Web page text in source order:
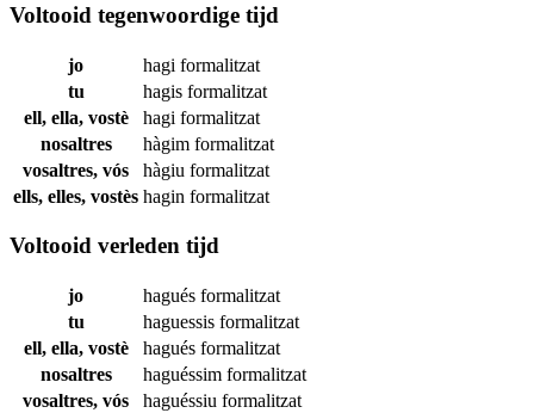
Voltooid tegenwoordige tijd
jo hagi formalitzat
tu
hagis formalitzat
ell, ella, vostè
hagi formalitzat
nosaltres
hàgim formalitzat
vosaltres, vós
hàgiu formalitzat
ells, elles, vostès hagin formalitzat
Voltooid verleden tijd
jo hagués formalitzat
tu
haguessis formalitzat
ell, ella, vostè
hagués formalitzat
nosaltres
haguéssim formalitzat
vosaltres, vós
haguéssiu formalitzat